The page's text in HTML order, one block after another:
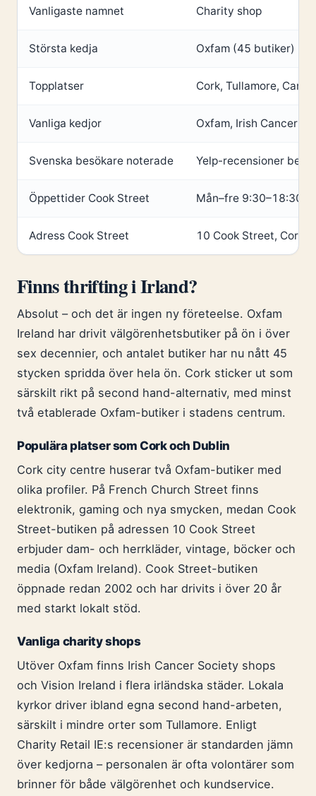
Vanligaste namnet Charity shop
Största kedja Oxfam (45 butiker)
Topplatser Cork, Tullamore,
Vanliga kedjor Oxfam, Irish Cancer
Svenska besökare noterade Yelp-recensioner
Öppettider Cook Street Mån–fre 9:30–18:30,
Adress Cook Street 10 Cook Street, Cork,
Finns thrifting i Irland?
Absolut – och det är ingen ny företeelse. Oxfam
Ireland har drivit välgörenhetsbutiker på ön i över
sex decennier, och antalet butiker har nu nått 45
stycken spridda över hela ön. Cork sticker ut som
särskilt rikt på second hand-alternativ, med minst
två etablerade Oxfam-butiker i stadens centrum.
Populära platser som Cork och Dublin
Cork city centre huserar två Oxfam-butiker med
olika profiler. På French Church Street finns
elektronik, gaming och nya smycken, medan Cook
Street-butiken på adressen 10 Cook Street
erbjuder dam- och herrkläder, vintage, böcker och
media (Oxfam Ireland). Cook Street-butiken
öppnade redan 2002 och har drivits i över 20 år
med starkt lokalt stöd.
Vanliga charity shops
Utöver Oxfam finns Irish Cancer Society shops
och Vision Ireland i flera irländska städer. Lokala
kyrkor driver ibland egna second hand-arbeten,
särskilt i mindre orter som Tullamore. Enligt
Charity Retail IE:s recensioner är standarden jämn
över kedjorna – personalen är ofta volontärer som
brinner för både välgörenhet och kundservice.